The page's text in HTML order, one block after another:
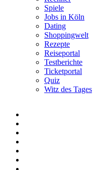
Spiele
Jobs in Köln
Dating
Shoppingwelt
Rezepte
Reiseportal
Testberichte
Ticketportal
Quiz
Witz des Tages